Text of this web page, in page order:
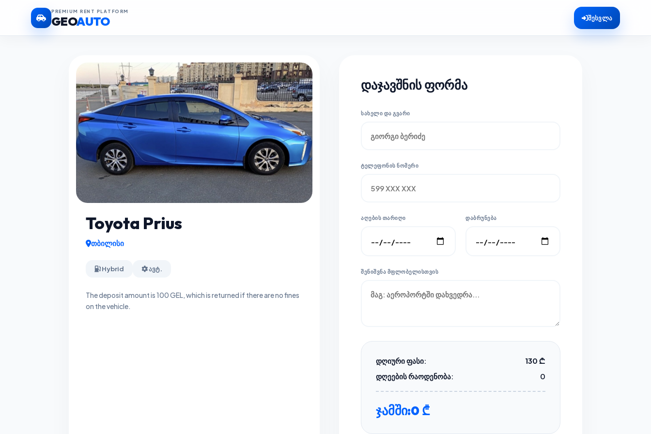
PREMIUM RENT PLATFORM
GEOAUTO შესვლა
Toyota Prius
თბილისი
Hybrid ავტ.
The deposit amount is 100 GEL, which is returned if there are no fines
on the vehicle.
დაჯავშნის ფორმა
ᲡᲐᲮᲔᲚᲘ ᲓᲐ ᲒᲕᲐᲠᲘ
ᲢᲔᲚᲔᲤᲝᲜᲘᲡ ᲜᲝᲛᲔᲠᲘ
ᲐᲦᲔᲑᲘᲡ ᲗᲐᲠᲘᲦᲘ ᲓᲐᲑᲠᲣᲜᲔᲑᲐ
ᲨᲔᲜᲘᲨᲕᲜᲐ ᲛᲤᲚᲝᲑᲔᲚᲘᲡᲗᲕᲘᲡ
დღიური ფასი:
130 ₾
დღეების რაოდენობა:
0
ჯამში:0 ₾